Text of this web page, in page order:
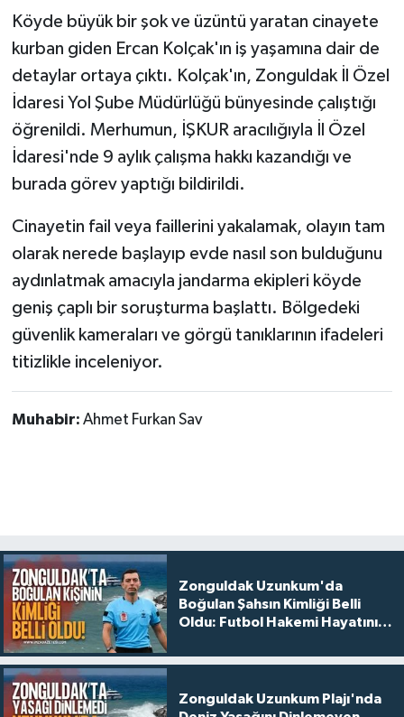
Köyde büyük bir şok ve üzüntü yaratan cinayete
kurban giden Ercan Kolçak'ın iş yaşamına dair de
detaylar ortaya çıktı. Kolçak'ın, Zonguldak İl Özel
İdaresi Yol Şube Müdürlüğü bünyesinde çalıştığı
öğrenildi. Merhumun, İŞKUR aracılığıyla İl Özel
İdaresi'nde 9 aylık çalışma hakkı kazandığı ve
burada görev yaptığı bildirildi.
Cinayetin fail veya faillerini yakalamak, olayın tam
olarak nerede başlayıp evde nasıl son bulduğunu
aydınlatmak amacıyla jandarma ekipleri köyde
geniş çaplı bir soruşturma başlattı. Bölgedeki
güvenlik kameraları ve görgü tanıklarının ifadeleri
titizlikle inceleniyor.
Muhabir: Ahmet Furkan Sav
Zonguldak Uzunkum'da
Boğulan Şahsın Kimliği Belli
Oldu: Futbol Hakemi Hayatını
Zonguldak Uzunkum Plajı'nda